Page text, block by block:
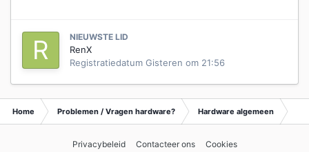
NIEUWSTE LID
RenX
Registratiedatum Gisteren om 21:56
Home Problemen / Vragen hardware? Hardware algemeen
Privacybeleid Contacteer ons
Cookies